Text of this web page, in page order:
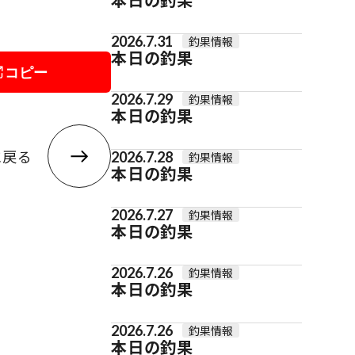
コピー
る
2026.7.31 釣果情報
本日の釣果
2026.7.29 釣果情報
本日の釣果
2026.7.28 釣果情報
本日の釣果
2026.7.27 釣果情報
本日の釣果
2026.7.26 釣果情報
本日の釣果
2026.7.26 釣果情報
本日の釣果